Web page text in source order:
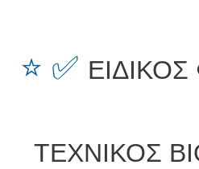
⭐ ✅
ΤΕΧΝΙΚΟΣ